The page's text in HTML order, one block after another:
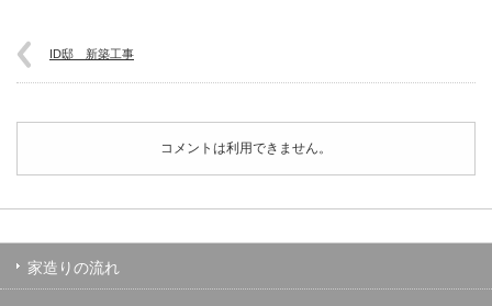
ID邸 新築工事
コメントは利用できません。
家造りの流れ